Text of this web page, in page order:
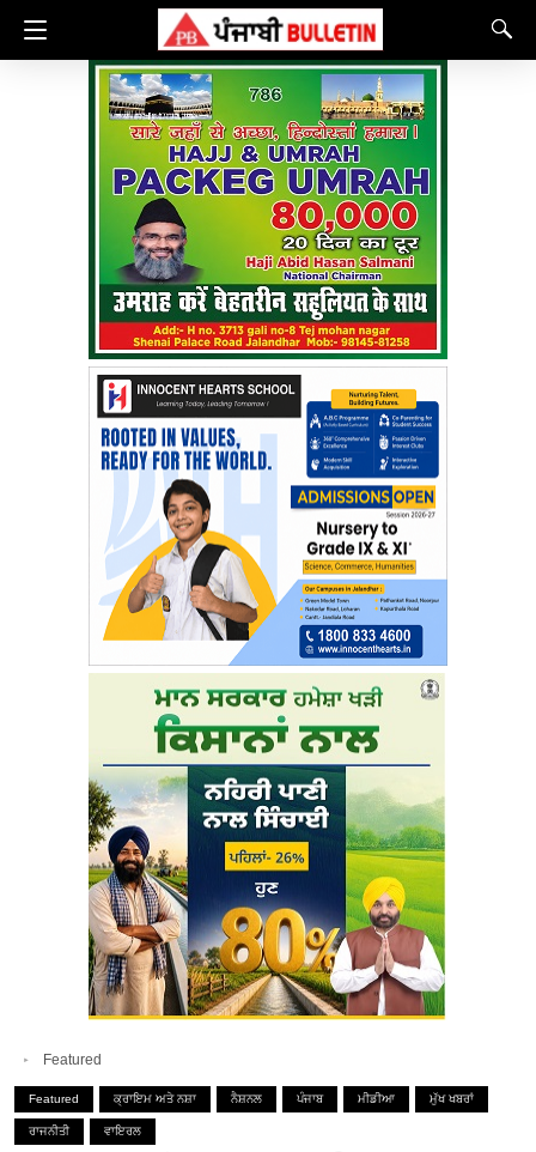
Featured
Featured ਕ੍ਰਾਇਮ ਅਤੇ ਨਸ਼ਾ ਨੈਸ਼ਨਲ ਪੰਜਾਬ ਮੀਡੀਆ ਮੁੱਖ ਖਬਰਾਂ
ਰਾਜਨੀਤੀ ਵਾਇਰਲ